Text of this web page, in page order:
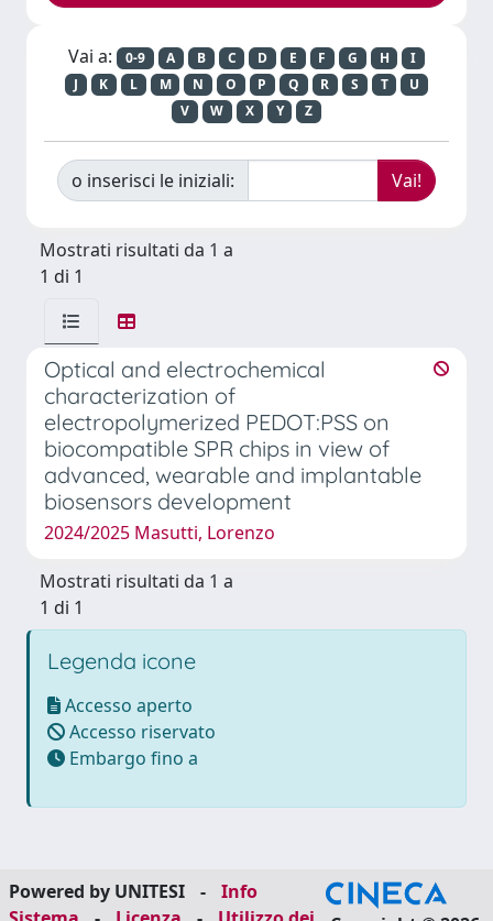
Vai a: 0-9 A B C D E F G H
I
J
K L M N O P Q R S T
U
V
W X Y Z
o inserisci le iniziali:
Mostrati risultati da 1 a
1 di 1
Optical and electrochemical
characterization of
electropolymerized PEDOT:PSS on
biocompatible SPR chips in view of
advanced, wearable and implantable
biosensors development
2024/2025 Masutti, Lorenzo
Mostrati risultati da 1 a
1 di 1
Legenda icone
Accesso aperto
Accesso riservato
Embargo fino a
Powered by UNITESI -
Info